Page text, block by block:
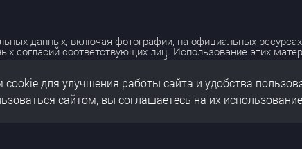
данных, включая фотографии, на официальных
согласий соответствующих лиц. Использование этих
только с разрешения правообладателя.
данных
персональных данных
для улучшения работы сайта и удобства
сайтом, вы соглашаетесь на их